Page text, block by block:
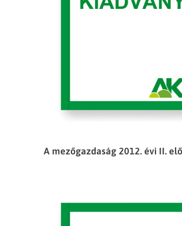
A mezőgazdaság 2012. évi II.